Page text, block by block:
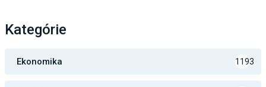
Kategórie
Ekonomika 1193